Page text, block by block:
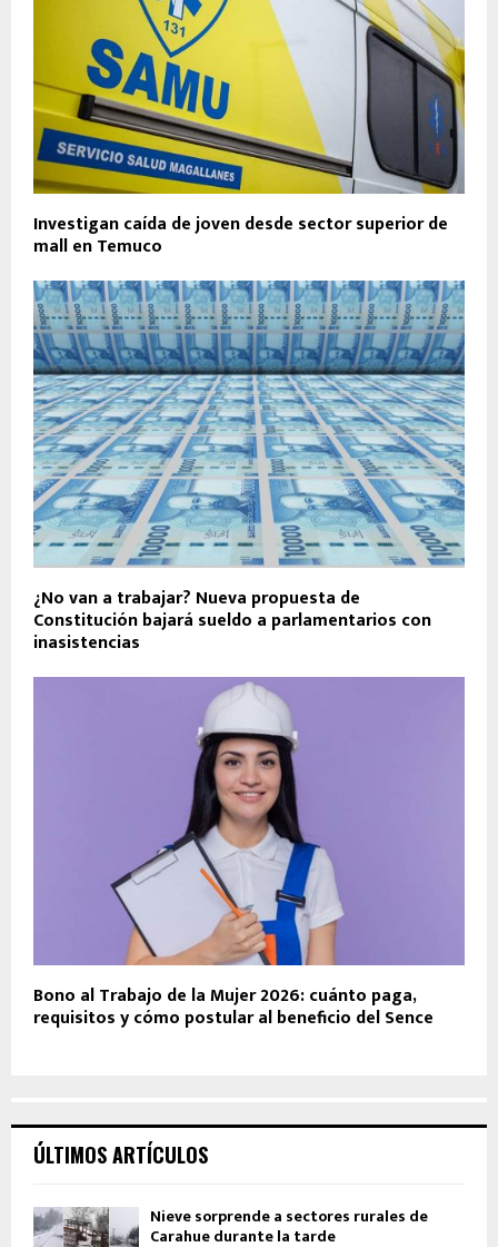
Investigan caída de joven desde sector superior de
mall en Temuco
¿No van a trabajar? Nueva propuesta de
Constitución bajará sueldo a parlamentarios con
inasistencias
Bono al Trabajo de la Mujer 2026: cuánto paga,
requisitos y cómo postular al beneficio del Sence
ÚLTIMOS ARTÍCULOS
Nieve sorprende a sectores rurales de
Carahue durante la tarde